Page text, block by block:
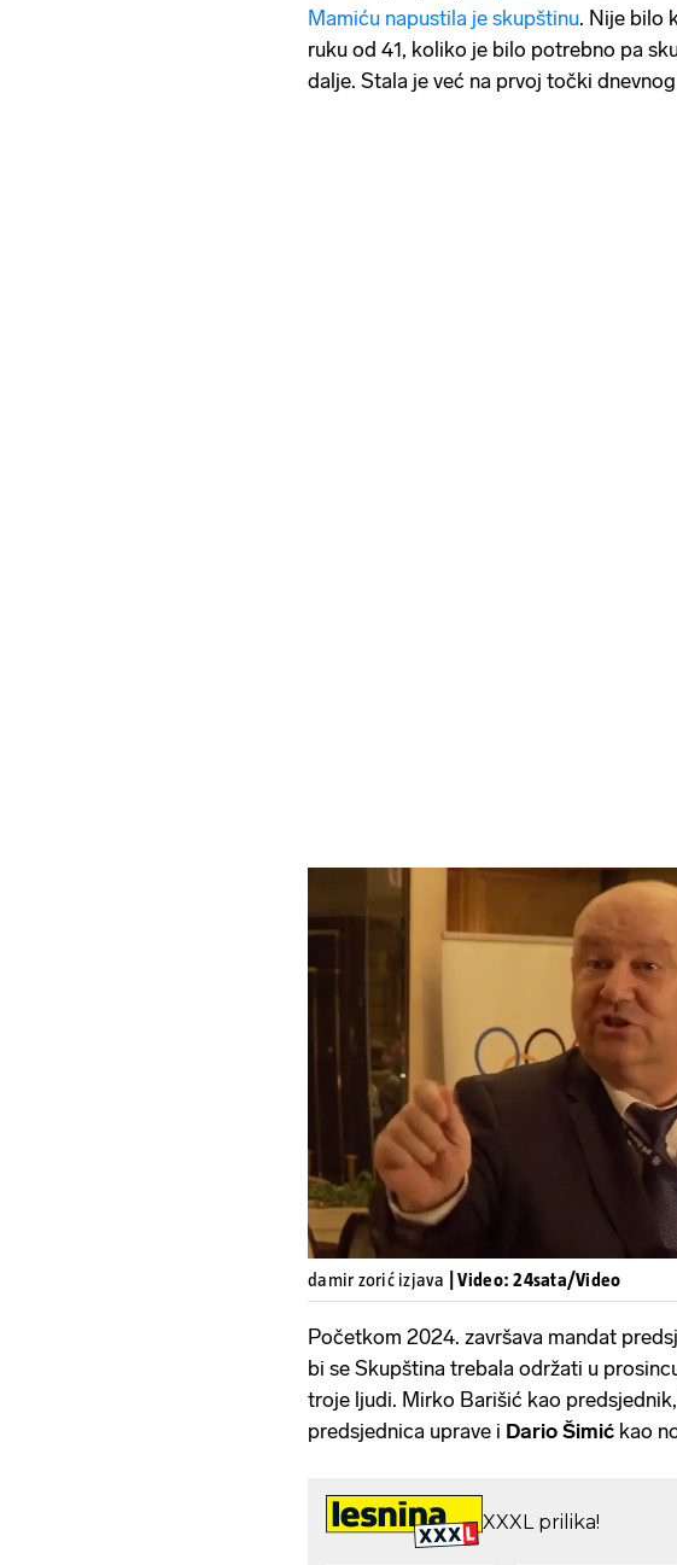
Mamiću napustila je skupštinu. Nije bilo
ruku od 41, koliko je bilo potrebno pa
dalje. Stala je već na prvoj točki
Pokretanje videa...
damir zorić izjava | Video: 24sata/Video
Početkom 2024. završava mandat
bi se Skupština trebala održati u
troje ljudi. Mirko Barišić kao predsjednik,
predsjednica uprave i Dario Šimić kao